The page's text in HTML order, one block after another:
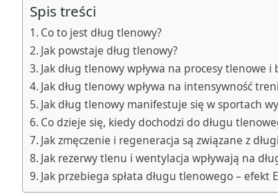
Spis treści
Co to jest dług tlenowy?
Jak powstaje dług tlenowy?
Jak dług tlenowy wpływa na procesy tlenowe i
Jak dług tlenowy wpływa na intensywność
Jak dług tlenowy manifestuje się w sportach
Co dzieje się, kiedy dochodzi do długu
Jak zmęczenie i regeneracja są związane z
Jak rezerwy tlenu i wentylacja wpływają na
Jak przebiega spłata długu tlenowego – efekt